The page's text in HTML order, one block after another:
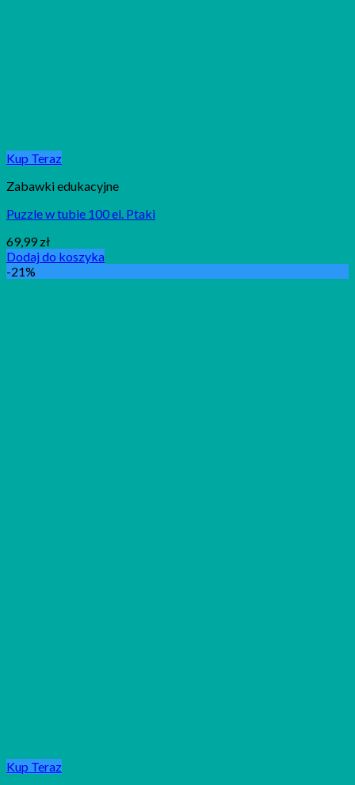
Kup Teraz
Zabawki edukacyjne
Puzzle w tubie 100 el. Ptaki
69,99 zł
Dodaj do koszyka
-21%
Kup Teraz